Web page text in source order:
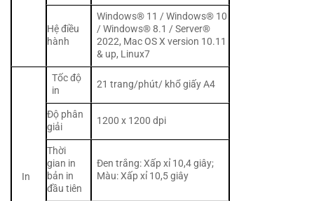
Hệ điều
hành
Windows® 11 / Windows® 10
/ Windows® 8.1 / Server®
2022, Mac OS X version 10.11
& up, Linux7
In
Tốc độ
in
21 trang/phút/ khổ giấy A4
Độ phân
giải
1200 x 1200 dpi
Thời
gian in
bản in
đầu tiên
Đen trắng: Xấp xỉ 10,4 giây;
Màu: Xấp xỉ 10,5 giây